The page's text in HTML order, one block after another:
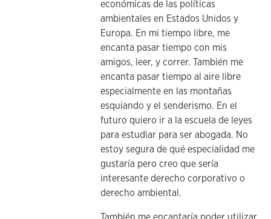
económicas de las políticas
ambientales en Estados Unidos y
Europa. En mi tiempo libre, me
encanta pasar tiempo con mis
amigos, leer, y correr. También me
encanta pasar tiempo al aire libre
especialmente en las montañas
esquiando y el senderismo. En el
futuro quiero ir a la escuela de leyes
para estudiar para ser abogada. No
estoy segura de qué especialidad me
gustaría pero creo que sería
interesante derecho corporativo o
derecho ambiental.